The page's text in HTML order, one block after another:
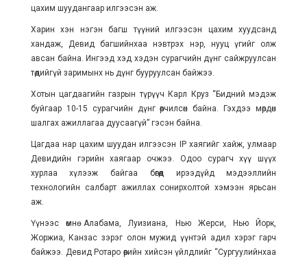
цахим шуудангаар илгээсэн аж.
Харин хэн нэгэн багш түүний илгээсэн цахим хуудсанд
хандаж, Девид багшийнхаа нэвтрэх нэр, нууц үгийг олж
авсан байна. Ингээд хэд хэдэн сурагчийн дүнг сайжруулсан
төдийгүй заримынх нь дүнг бууруулсан байжээ.
Хотын цагдаагийн газрын түрүүч Карл Круз “Бидний мэдэж
буйгаар 10-15 сурагчийн дүнг өөрчилсөн байна. Гэхдээ мөрдөн
шалгах ажиллагаа дуусаагүй” гэсэн байна.
Цагдаа нар цахим шуудан илгээсэн IP хаягийг хайж, улмаар
Девидийн гэрийн хаягаар очжээ. Одоо сурагч хүү шүүх
хурлаа хүлээж байгаа бөгөөд ирээдүйд мэдээллийн
технологийн салбарт ажиллах сонирхолтой хэмээн ярьсан
аж.
Үүнээс өмнө Алабама, Луизиана, Нью Жерси, Нью Йорк,
Жоржиа, Канзас зэрэг олон мужид үүнтэй адил хэрэг гарч
байжээ. Девид Ротаро өөрийн хийсэн үйлдлийг “Сургуулийнхаа